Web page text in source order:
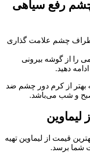
چشم رفع سیاهی
اطراف چشم علامت گذاری
را از گوشه بیرونی
دهید.
بهتر از کرم دور چشم ضد
صبح و شب می‌باشد.
لیماوین
قیمت از لیماوین تهیه
شما برسد.